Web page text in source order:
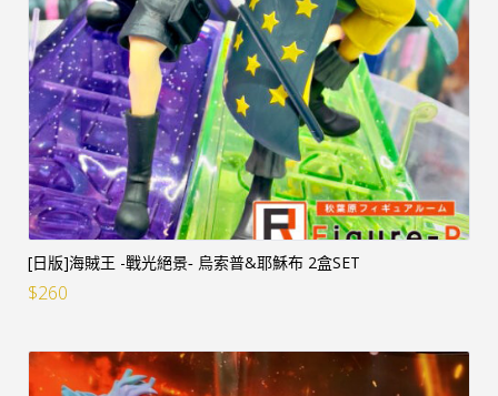
[日版]海賊王 -戰光絕景‐ 烏索普&耶穌布 2盒SET
$260